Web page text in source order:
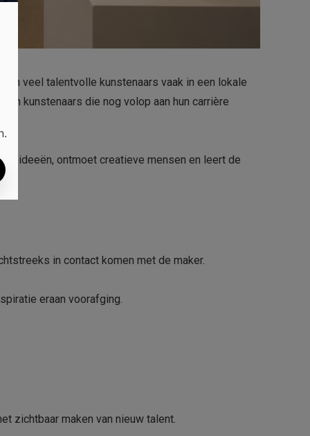
veel talentvolle kunstenaars vaak in een lokale
kunstenaars die nog volop aan hun carrière
ideeën, ontmoet creatieve mensen en leert de
in contact komen met de maker.
eraan voorafging.
zichtbaar maken van nieuw talent.